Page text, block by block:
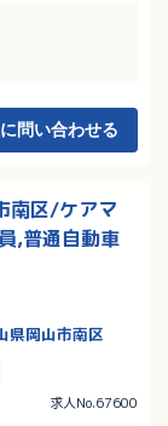
問い合わせる
南区/ケアマ
,普通自動車
県岡山市南区
求人No.67600